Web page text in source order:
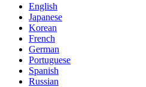
English
Japanese
Korean
French
German
Portuguese
Spanish
Russian